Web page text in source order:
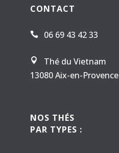
CONTACT
 06 69 43 42 33

Thé du Vietnam
13080 Aix-en-Provence
NOS THÉS
PAR TYPES :